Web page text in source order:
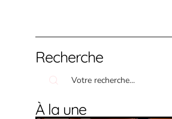
Recherche
À la une